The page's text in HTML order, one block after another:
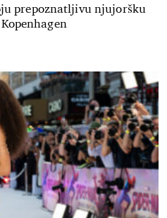
prepoznatljivu njujoršku